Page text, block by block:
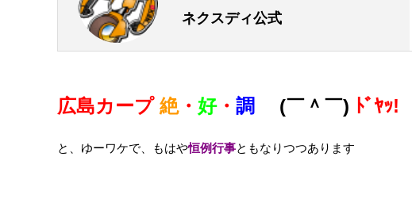
ネクスディ公式
広島カープ 絶・ 好・ 調 (￣＾￣) ﾄﾞﾔｯ!
と、ゆーワケで、もはや恒例行事ともなりつつあります